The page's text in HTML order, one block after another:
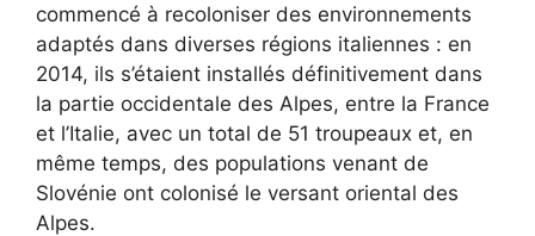
commencé à recoloniser des environnements
adaptés dans diverses régions italiennes : en
2014, ils s’étaient installés définitivement dans
la partie occidentale des Alpes, entre la France
et l’Italie, avec un total de 51 troupeaux et, en
même temps, des populations venant de
Slovénie ont colonisé le versant oriental des
Alpes.